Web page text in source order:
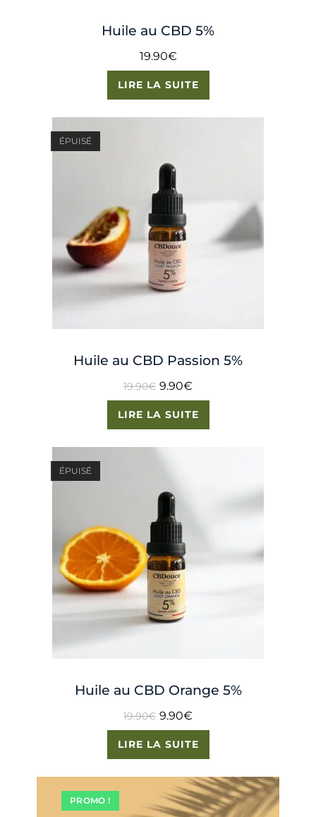
Huile au CBD 5%
19.90€
LIRE LA SUITE
ÉPUISÉ
Huile au CBD Passion 5%
19.90€ 9.90€
LIRE LA SUITE
ÉPUISÉ
Huile au CBD Orange 5%
19.90€ 9.90€
LIRE LA SUITE
PROMO !